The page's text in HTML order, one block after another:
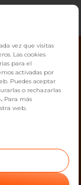
vez que visitas
Las cookies
para el
activadas por
Puedes aceptar
o rechazarlas
Para más
web.